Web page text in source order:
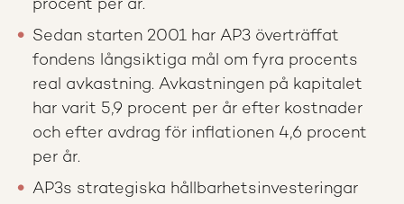
procent per år.
Sedan starten 2001 har AP3 överträffat
fondens långsiktiga mål om fyra procents
real avkastning. Avkastningen på kapitalet
har varit 5,9 procent per år efter kostnader
och efter avdrag för inflationen 4,6 procent
per år.
AP3s strategiska hållbarhetsinvesteringar